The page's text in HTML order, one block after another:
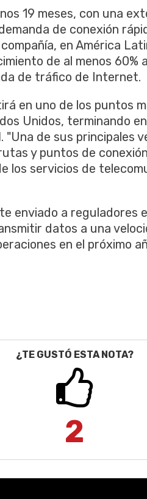
19 meses, con una
de conexión
en América
de al menos 60%
de tráfico de Internet.
en uno de los puntos
Unidos, terminando
. "Una de sus principales
y puntos de
los servicios de
enviado a reguladores
datos a una
en el próximo
¿TE GUSTÓ ESTA NOTA?
2